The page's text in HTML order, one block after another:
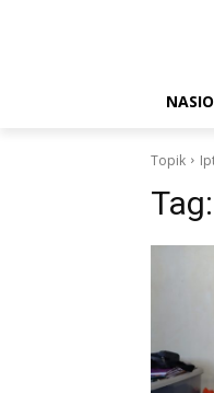
Topik
Tag: